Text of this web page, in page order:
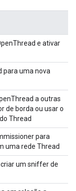
e ativar
para uma nova
a outras
de borda ou usar o
Thread
para
uma rede Thread
um sniffer de